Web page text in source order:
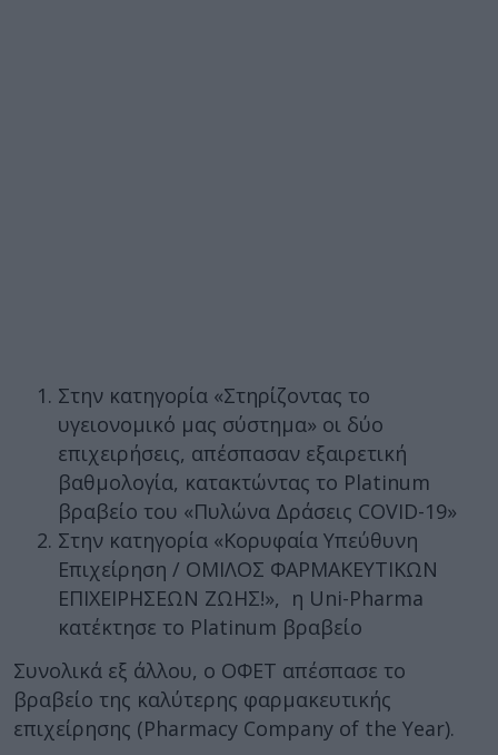
Στην κατηγορία «Στηρίζοντας το
υγειονομικό μας σύστημα» οι δύο
επιχειρήσεις, απέσπασαν εξαιρετική
βαθμολογία, κατακτώντας το Platinum
βραβείο του «Πυλώνα Δράσεις COVID-19»
Στην κατηγορία «Κορυφαία Υπεύθυνη
Επιχείρηση / ΟΜΙΛΟΣ ΦΑΡΜΑΚΕΥΤΙΚΩΝ
ΕΠΙΧΕΙΡΗΣΕΩΝ ΖΩΗΣ!», η Uni-Pharma
κατέκτησε το Platinum βραβείο
Συνολικά εξ άλλου, ο ΟΦΕΤ απέσπασε το
βραβείο της καλύτερης φαρμακευτικής
επιχείρησης (Pharmacy Company of the Year).